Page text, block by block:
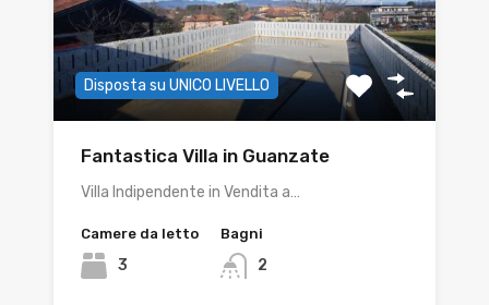
Disposta su UNICO LIVELLO
Fantastica Villa in Guanzate
Villa Indipendente in Vendita a…
Camere da letto
3
Bagni
2